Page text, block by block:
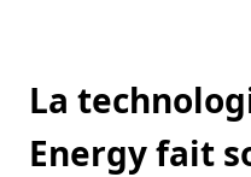
La
Energy fait